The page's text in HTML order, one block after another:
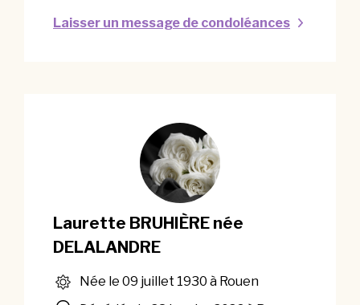
Laisser un message de condoléances
Laurette BRUHIÈRE née
DELALANDRE
Née le 09 juillet 1930 à Rouen